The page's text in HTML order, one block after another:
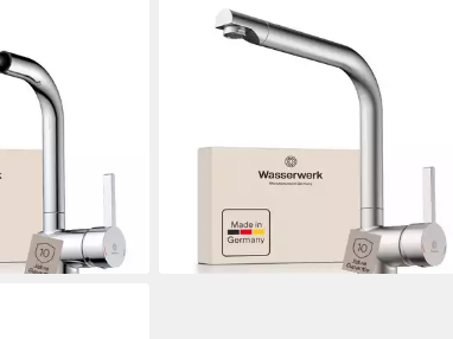
4, Wasserhahn,
360°
Funkt.,
bei dir
WASSERWERK
Spültischarmatur WK 4, Wasserhahn,
Küche, Einhebelmischer 360°
schwenkbar, Cold-Start-Funkt.,
201,30 €
UVP239,00 €
lieferbar - in 3-4 Werktagen bei dir